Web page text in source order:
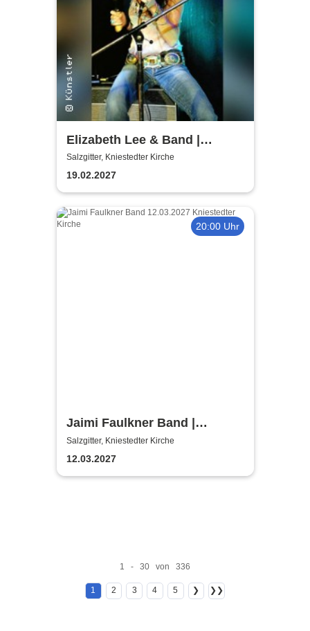
Elizabeth Lee & Band |
Kniestedter Kirche
Salzgitter, Kniestedter Kirche
19.02.2027
20:00 Uhr
Jaimi Faulkner Band |
Kniestedter Kirche
Salzgitter, Kniestedter Kirche
12.03.2027
1 - 30 von 336
1 2 3 4 5 ❯ ❯❯